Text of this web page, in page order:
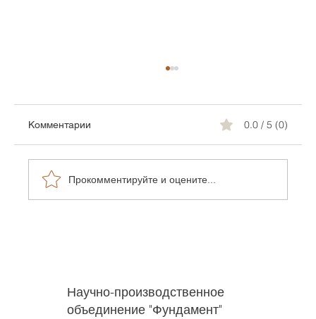
приоритет регулирования
поверхностного водостока
Комментарии 0.0 / 5 (0)
Прокомментируйте и оцените...
Научно-производственное
объединение "Фундамент"